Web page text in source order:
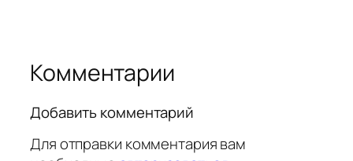
Комментарии
Добавить комментарий
Для отправки комментария вам